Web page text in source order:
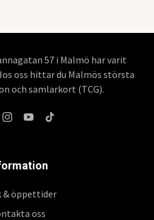
57 i Malmö har varit
oss hittar du Malmös största
och samlarkort (TCG).
& öppettider
oss